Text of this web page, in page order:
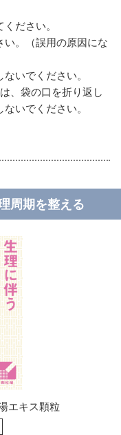
ださい。
い。（誤用の原因にな
いでください。
、袋の口を折り返し
いでください。
周期を整える
エキス顆粒